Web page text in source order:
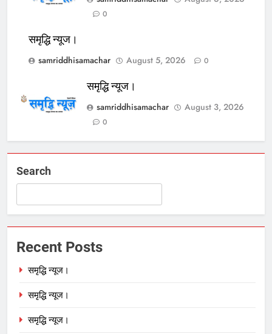
0
समृद्धि न्यूज।
samriddhisamachar
August 5, 2026 0
समृद्धि न्यूज।
samriddhisamachar
August 3, 2026
0
Search
Recent Posts
समृद्धि न्यूज।
समृद्धि न्यूज।
समृद्धि न्यूज।